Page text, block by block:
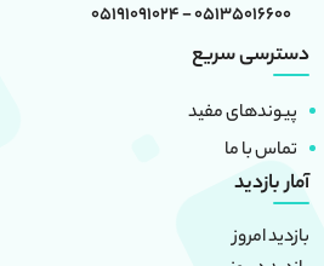
05135016600 - 05191091024
دسترسی سریع
پیوندهای مفید
تماس با ما
آمار بازدید
بازدید امروز